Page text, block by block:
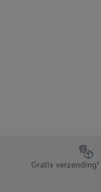
Footerelement met
Gratis